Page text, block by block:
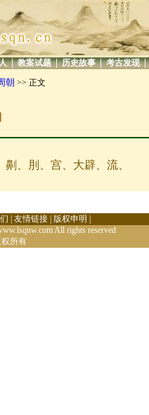
| 教案试题 | 历史故事 | 考古发现 |
朝 >> 正文
、刖、宫、大辟、流、
友情链接 版权申明
All rights reserved
所有